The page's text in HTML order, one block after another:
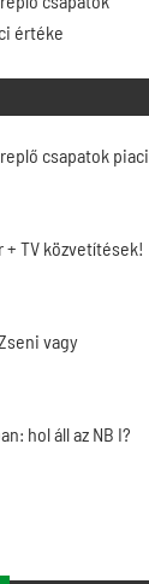
értéke
csapatok piaci
TV közvetítések!
vagy
hol áll az NB I?